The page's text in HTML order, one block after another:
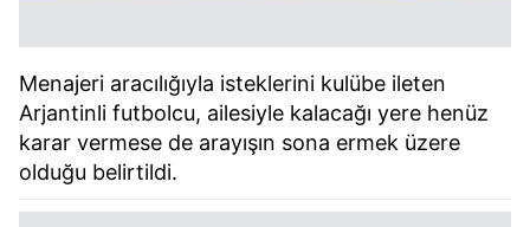
Menajeri aracılığıyla isteklerini kulübe ileten
Arjantinli futbolcu, ailesiyle kalacağı yere henüz
karar vermese de arayışın sona ermek üzere
olduğu belirtildi.